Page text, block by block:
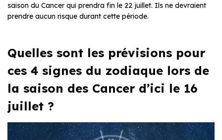
saison du Cancer qui prendra fin le 22 juillet. Ils ne devraient
prendre aucun risque durant cette période.
Quelles sont les prévisions pour
ces 4 signes du zodiaque lors de
la saison des Cancer d’ici le 16
juillet ?